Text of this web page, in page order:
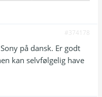
#374178
på dansk. Er godt
kan selvfølgelig have